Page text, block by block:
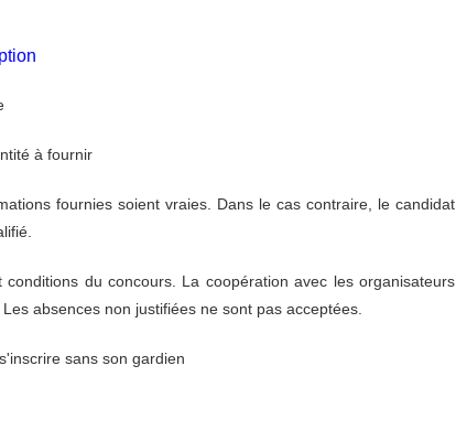
à fournir
fournies soient vraies. Dans le cas contraire, le candidat
du concours. La coopération avec les organisateurs
absences non justifiées ne sont pas acceptées.
sans son gardien